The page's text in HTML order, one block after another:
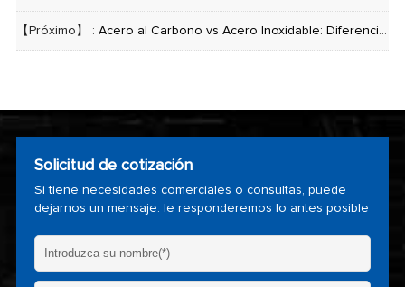
【Próximo】 : Acero al Carbono vs Acero Inoxidable: Diferencias Clave y Aplicaciones
Solicitud de cotización
Si tiene necesidades comerciales o consultas, puede
dejarnos un mensaje. le responderemos lo antes posible